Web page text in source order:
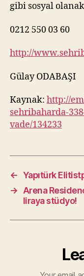
gibi sosyal
0212 550 03 60
http://
Gülay ODABAŞI
Kaynak: http://
sehribaharda-
vade/134233
← Yapıtürk
→
Arena
liraya stüdyo!